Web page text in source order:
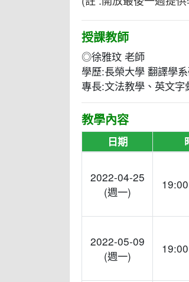
授課教師
◎徐雅玟 老師
學歷:長榮大學 翻譯學
專長:文法教學、英文
教學內容
日期
2022-04-25
(週一)
2022-05-09
(週一)